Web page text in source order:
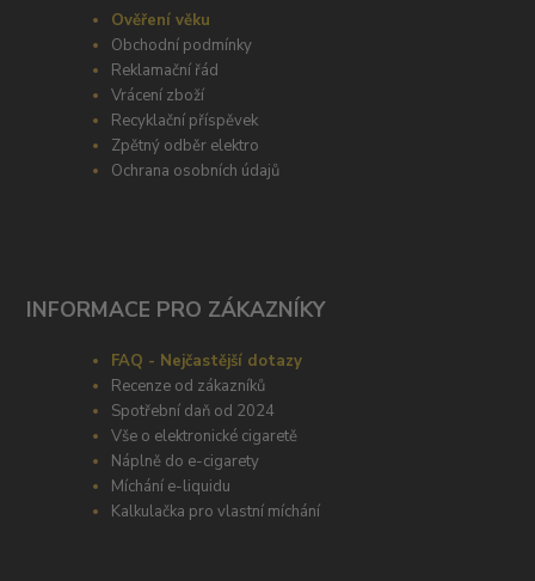
Ověření věku
Obchodní podmínky
Reklamační řád
Vrácení zboží
Recyklační příspěvek
Zpětný odběr elektro
Ochrana osobních údajů
INFORMACE PRO ZÁKAZNÍKY
FAQ - Nejčastější dotazy
Recenze od zákazníků
Spotřební daň od 2024
Vše o elektronické cigaretě
Náplně do e-cigarety
Míchání e-liquidu
Kalkulačka pro vlastní míchání